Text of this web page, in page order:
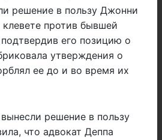
решение в пользу Джонни
против бывшей
его позицию о
утверждения о
ее до и во время их
решение в пользу
что адвокат Деппа